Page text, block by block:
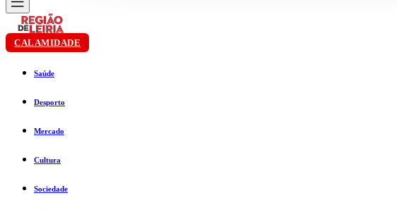
CALAMIDADE
Saúde
Desporto
Mercado
Cultura
Sociedade